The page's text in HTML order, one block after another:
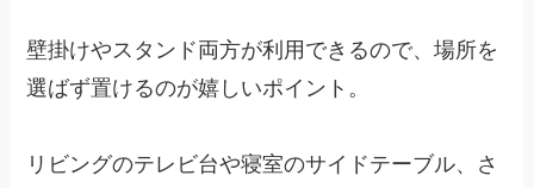
壁掛けやスタンド両方が利用できるので、場所を
選ばず置けるのが嬉しいポイント。
リビングのテレビ台や寝室のサイドテーブル、さ